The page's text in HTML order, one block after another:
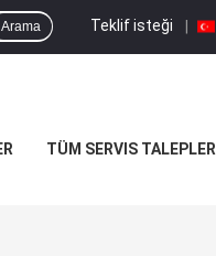
Teklif isteği |
Arama
TÜM SERVIS TALEPLERI